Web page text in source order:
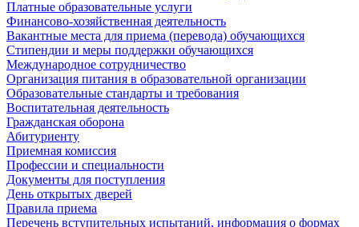
Платные образовательные услуги
Финансово-хозяйственная деятельность
Вакантные места для приема (перевода) обучающихся
Стипендии и меры поддержки обучающихся
Международное сотрудничество
Организация питания в образовательной организации
Образовательные стандарты и требования
Воспитательная деятельность
Гражданская оборона
Абитуриенту
Приемная комиссия
Профессии и специальности
Документы для поступления
День открытых дверей
Правила приема
Перечень вступительных испытаний, информация о формах